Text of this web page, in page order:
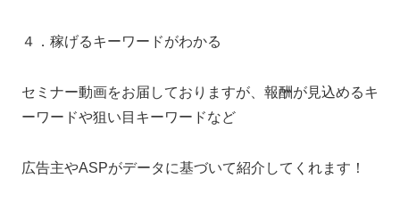
４．稼げるキーワードがわかる
セミナー動画をお届しておりますが、報酬が見込めるキ
ーワードや狙い目キーワードなど
広告主やASPがデータに基づいて紹介してくれます！